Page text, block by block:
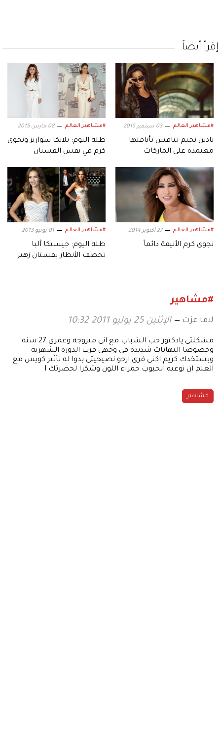
إقرأ أيضاً
#مشاهير العالم 03 سبتمبر 2015
نادين نجيم تنافس بأناقتها
معتمدة على الماركات
#مشاهير العالم 08 مارس 2015
طلة اليوم: بلانكا سواريز ونجوى
كرم في نفس الفستان
#مشاهير العالم 27 أكتوبر 2014
نجوى كرم الأنيقة دائماً
#مشاهير العالم 01 يونيو 2013
طلة اليوم: جيسيكا آلبا
تخطف الأنظار بفستان زهير
#مشاهير
لاما عزت الإثنين 25 يوليو 2011 10:32
مشكلتى يادكتور حب الشباب مع انى متزوجه وعمرى 27 سنه
وخصوصا التهابات شديده فى وجهى قرب الدوره الشهريه
وبستخدك كريم اكنى فرى ارجو نصيحيتى بدوا له تأثير كويس مع
العلم ان نوعيه الحبوب حمراء اللون وشكرا لحضرتك l
مشاهير